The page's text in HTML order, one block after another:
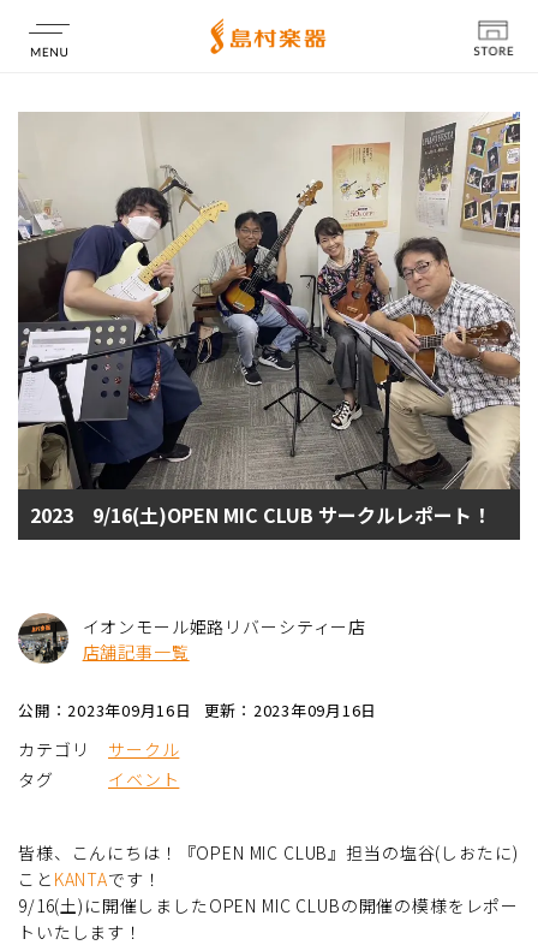
店舗情報
2023 9/16(土)OPEN MIC CLUB サークルレポート！
イオンモール姫路リバーシティー店
店舗記事一覧
公開：2023年09月16日 更新：2023年09月16日
カテゴリ
サークル
タグ
イベント
皆様、こんにちは！『OPEN MIC CLUB』担当の塩谷(しおたに)
こと KANTAです！
9/16(土)に開催しましたOPEN MIC CLUBの開催の模様をレポー
トいたします！